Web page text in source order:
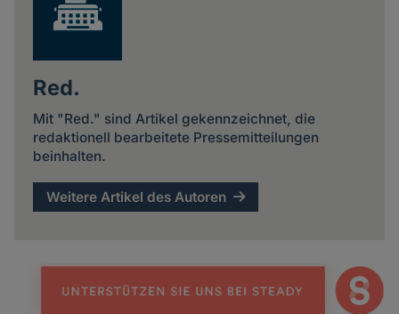
Red.
Mit "Red." sind Artikel gekennzeichnet, die
redaktionell bearbeitete Pressemitteilungen
beinhalten.
Weitere Artikel des Autoren